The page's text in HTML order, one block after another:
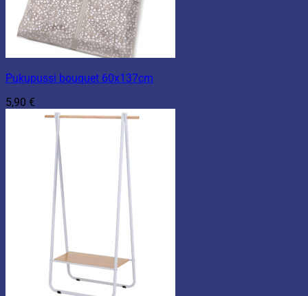
Pukupussi bouquet 60x137cm
5,90 €